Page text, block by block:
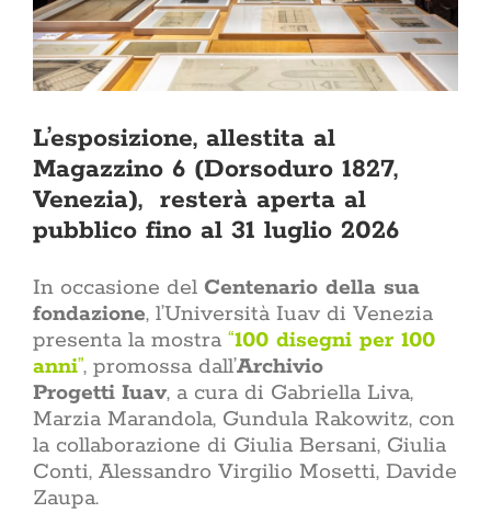
esterni alle
come
una casa
Oppure
d’interni Il
atto di
giorno.
affidabili.
L’esposizione, allestita al
Magazzino 6 (Dorsoduro 1827,
Venezia), resterà aperta al
pubblico fino al 31 luglio 2026
In occasione del Centenario della sua
fondazione, l’Università Iuav di Venezia
presenta la mostra “100 disegni per 100
anni”, promossa dall’Archivio
Progetti Iuav, a cura di Gabriella Liva,
Marzia Marandola, Gundula Rakowitz, con
la collaborazione di Giulia Bersani, Giulia
Conti, Alessandro Virgilio Mosetti, Davide
Zaupa.